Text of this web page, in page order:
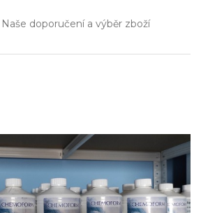
Naše doporučení a výběr zboží